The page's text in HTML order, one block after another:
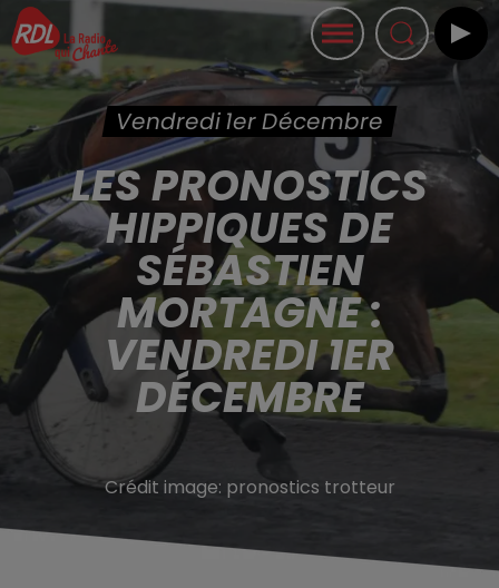
Vendredi 1er Décembre
LES PRONOSTICS
HIPPIQUES DE
SÉBASTIEN
MORTAGNE :
VENDREDI 1ER
DÉCEMBRE
Crédit image: pronostics trotteur